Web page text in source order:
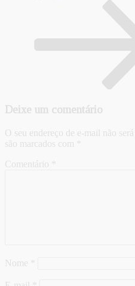
Deixe um comentário
O seu endereço de e-mail não
são marcados com
Comentário
Nome